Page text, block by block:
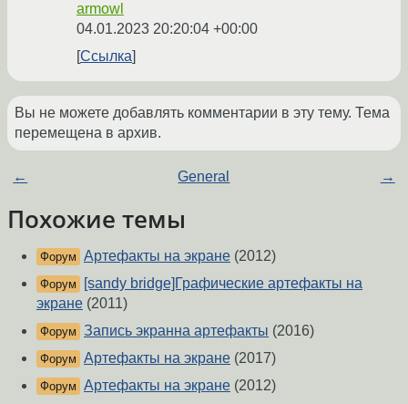
armowl
04.01.2023 20:20:04 +00:00
Ссылка
Вы не можете добавлять комментарии в эту тему. Тема
перемещена в архив.
← General →
Похожие темы
Форум Артефакты на экране (2012)
Форум
[sandy bridge]Графические артефакты на
экране (2011)
Форум Запись экранна артефакты (2016)
Форум Артефакты на экране (2017)
Форум Артефакты на экране (2012)